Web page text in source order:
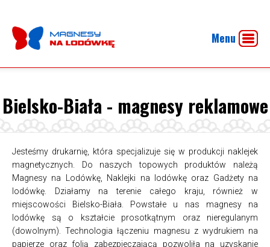
Menu
Bielsko-Biała - magnesy reklamowe
Jesteśmy drukarnię, która specjalizuje się w produkcji naklejek
magnetycznych. Do naszych topowych produktów należą
Magnesy na Lodówkę, Naklejki na lodówkę oraz Gadżety na
lodówkę. Działamy na terenie całego kraju, również w
miejscowości Bielsko-Biała. Powstałe u nas magnesy na
lodówkę są o kształcie prosotkątnym oraz nieregulanym
(dowolnym). Technologia łączeniu magnesu z wydrukiem na
papierze oraz folią zabezpieczającą pozwoliła na uzyskanie